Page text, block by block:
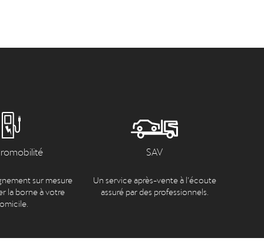
sur mesure
la borne à votre
SAV
Un service après-vente à l’écoute
assuré par des professionnels.